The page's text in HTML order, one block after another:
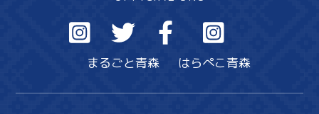
まるごと青森 はらぺこ青森